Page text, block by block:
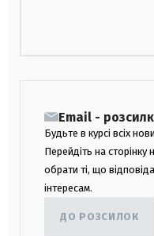
Email -
Будьте в курсі всіх
Перейдіть на
обрати ті, що
інтересам.
ДО РОЗСИЛОК